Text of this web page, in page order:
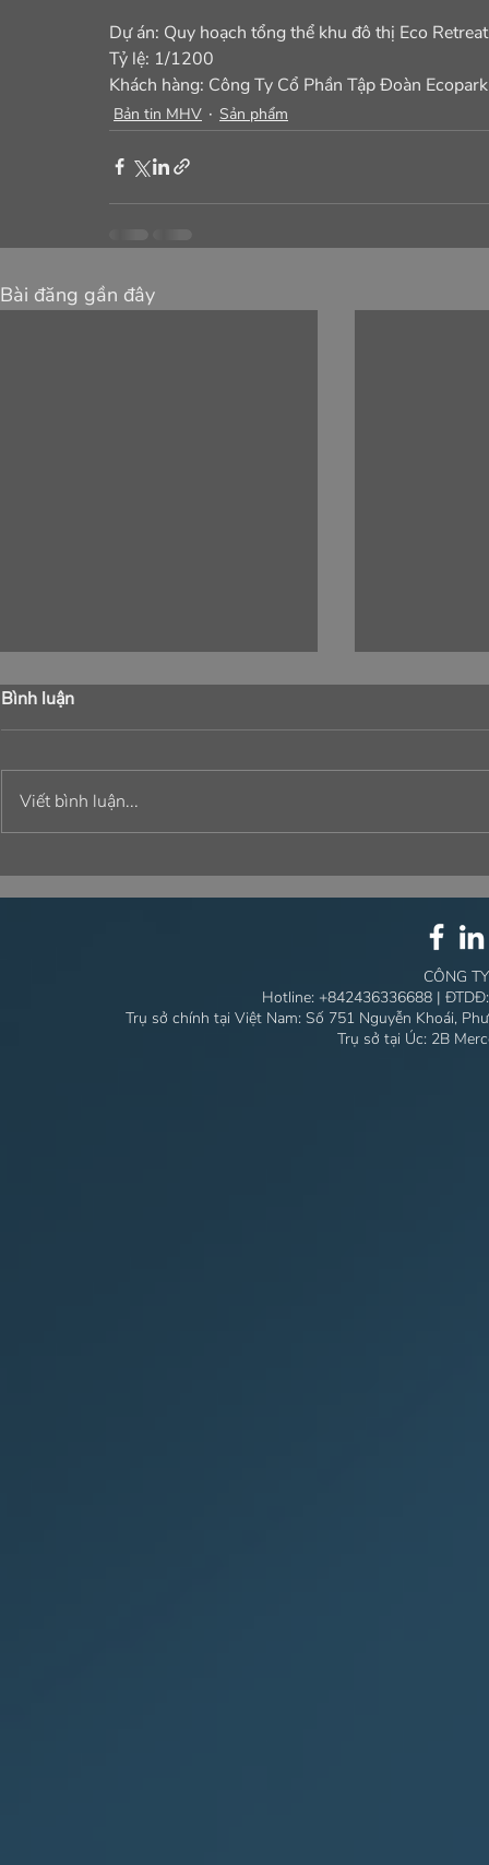
Dự án: Quy hoạch tổng thể khu đô thị Eco
Tỷ lệ: 1/1200
Khách hàng: Công Ty Cổ Phần Tập Đoàn Ecopark
Bản tin MHV Sản phẩm
Bài đăng gần đây
DIỆN: ĐỘT PHÁ TRONG
TRONG
Bình luận
Viết bình luận...
CÔNG
Hotline: +842436336688 |
Trụ sở chính tại Việt Nam: Số 751 Nguyễn Khoái,
Trụ sở tại Úc: 2B